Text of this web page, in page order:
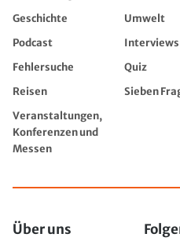
Geschichte Umwelt
Podcast
Interviews
Fehlersuche
Quiz
Reisen
Sieben
Veranstaltungen,
Konferenzen und
Messen
Über uns